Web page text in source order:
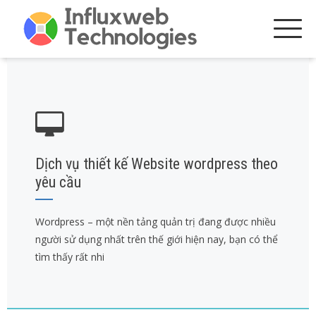
content
Dịch vụ thiết kế Website wordpress theo
yêu cầu
Wordpress – một nền tảng quản trị đang được nhiều
người sử dụng nhất trên thế giới hiện nay, bạn có thể
tìm thấy rất nhi